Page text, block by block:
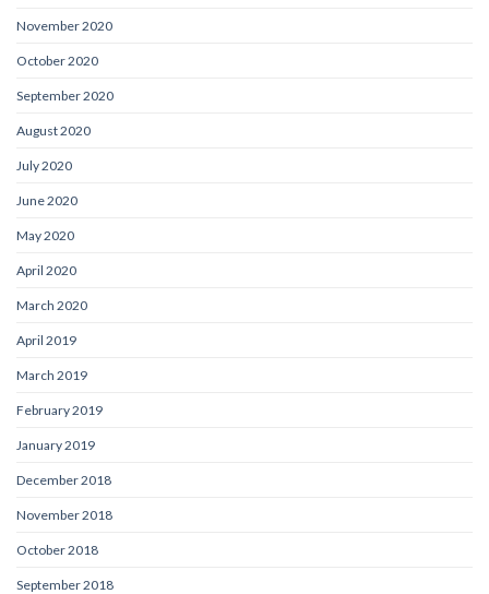
November 2020
October 2020
September 2020
August 2020
July 2020
June 2020
May 2020
April 2020
March 2020
April 2019
March 2019
February 2019
January 2019
December 2018
November 2018
October 2018
September 2018